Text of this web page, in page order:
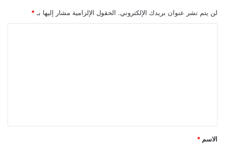
لن يتم نشر عنوان بريدك الإلكتروني. الحقول الإلزامية مشار إليها بـ *
*
الاسم *